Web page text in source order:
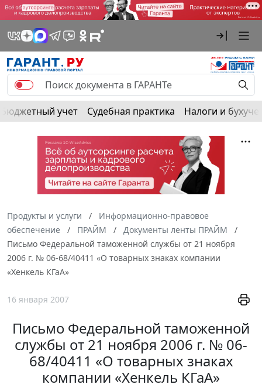
Бюджетный учет Судебная практика Налоги и
Продукты и услуги
Информационно-правовое
обеспечение
ПРАЙМ
Документы ленты ПРАЙМ
Письмо Федеральной таможенной службы от 21 ноября
2006 г. № 06-68/40411 «О товарных знаках компании
«Хенкель КГаА»
16 января 2007
Письмо Федеральной таможенной
службы от 21 ноября 2006 г. № 06-
68/40411 «О товарных знаках
компании «Хенкель КГаА»